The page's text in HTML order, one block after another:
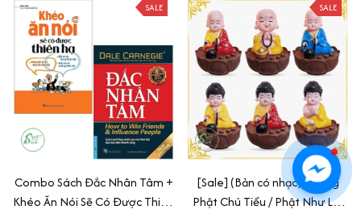
SALE
Combo Sách Đắc Nhân Tâm +
Khéo Ăn Nói Sẽ Có Được Thiên
SALE
[Sale] (Bản có nhạc) Tượng
Phật Chú Tiểu / Phật Như Lai